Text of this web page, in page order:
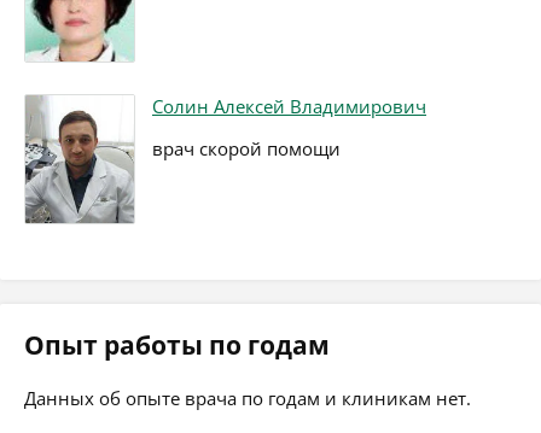
Солин Алексей Владимирович
врач скорой помощи
Опыт работы по годам
Данных об опыте врача по годам и клиникам нет.